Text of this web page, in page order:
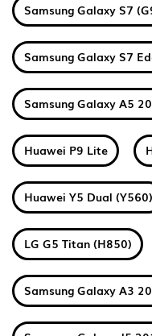
Samsung Galaxy S7
Samsung Galaxy S7
Samsung Galaxy A5
Huawei P9 Lite
Huawei Y5 Dual (Y560)
LG G5 Titan (H850)
Samsung Galaxy A3